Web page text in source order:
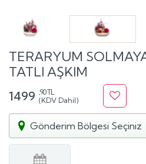
TERARYUM
TATLI AŞKIM
1499 ,90 TL
(KDV Dahil)
Gönderim Bölgesi Seçiniz